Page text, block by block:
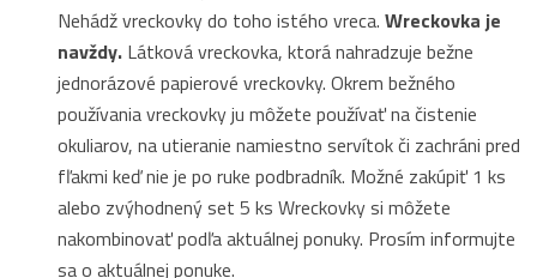
Nehádž vreckovky do toho istého vreca. Wreckovka je
navždy. Látková vreckovka, ktorá nahradzuje bežne
jednorázové papierové vreckovky. Okrem bežného
používania vreckovky ju môžete používať na čistenie
okuliarov, na utieranie namiestno servítok či zachráni pred
fľakmi keď nie je po ruke podbradník. Možné zakúpiť 1 ks
alebo zvýhodnený set 5 ks Wreckovky si môžete
nakombinovať podľa aktuálnej ponuky. Prosím informujte
sa o aktuálnej ponuke.